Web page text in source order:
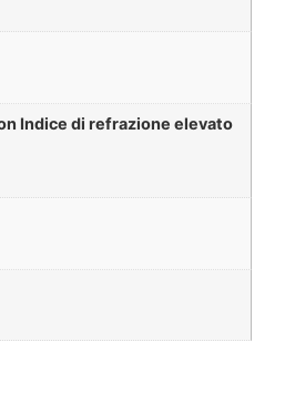
Indice di refrazione elevato